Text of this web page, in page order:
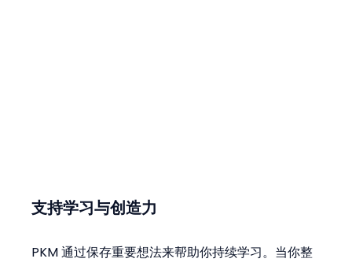
支持学习与创造力
PKM 通过保存重要想法来帮助你持续学习。当你整